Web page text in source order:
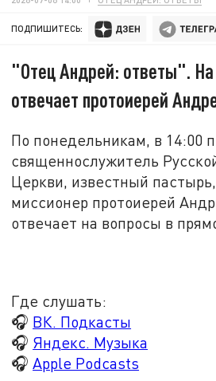
ПОДПИШИТЕСЬ:
"Отец Андрей: ответы".
отвечает протоиерей
По понедельникам, в 14:00
священнослужитель
Церкви, известный
миссионер протоиерей
отвечает на вопросы в
Где слушать:
🎧 ВК. Подкасты
🎧 Яндекс. Музыка
🎧 Apple Podcasts